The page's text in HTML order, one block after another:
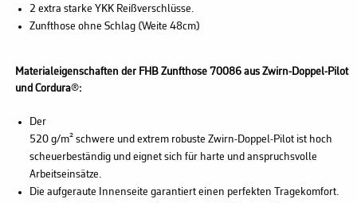
2 extra starke YKK Reißverschlüsse.
Zunfthose ohne Schlag (Weite 48cm)
Materialeigenschaften der FHB Zunfthose 70086 aus Zwirn-Doppel-Pilot
und Cordura®:
Der
520 g/m² schwere und extrem robuste Zwirn-Doppel-Pilot ist hoch
scheuerbeständig und eignet sich für harte und anspruchsvolle
Arbeitseinsätze.
Die aufgeraute Innenseite garantiert einen perfekten Tragekomfort.